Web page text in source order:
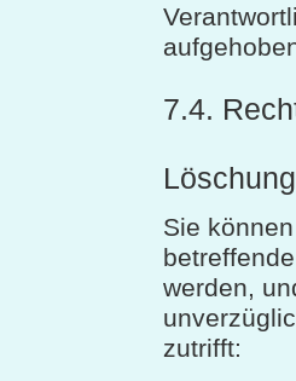
7.4.
Sie
werden,
zutrifft: